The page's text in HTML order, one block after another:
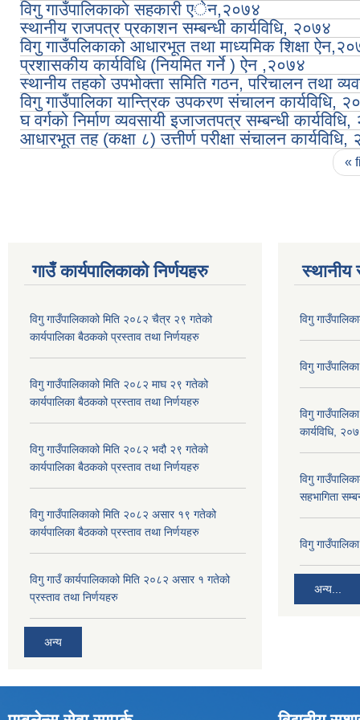
विगु गाउँपालिकाकाे सहकारी एेन,२०७४
स्थानीय राजपत्र प्रकाशन सम्बन्धी कार्यविधि, २०७४
विगु गाउँपलिकाको आधारभूत तथा माध्यमिक शिक्षा
प्रशासकीय कार्यविधि (नियमित गर्ने ) ऐन ,२०७४
स्थानीय तहको उपभोक्ता समिति गठन, परिचालन तथा
विगु गाउँपालिका यान्त्रिक उपकरण संचालन कार्यविधि,
घ वर्गको निर्माण व्यवसायी इजाजतपत्र सम्बन्धी
आधारभूत तह (कक्षा ८) उत्तीर्ण परीक्षा संचालन
«
गाउँ कार्यपालिकाकाे निर्णयहरु
विगु गाउँपालिकाको मिति २०८२ चैत्र २९ गतेको
कार्यपालिका बैठकको प्रस्ताव तथा निर्णयहरु
विगु गाउँपालिकाको मिति २०८२ माघ २९ गतेको
कार्यपालिका बैठकको प्रस्ताव तथा निर्णयहरु
विगु गाउँपालिकाको मिति २०८२ भदौ २९ गतेको
कार्यपालिका बैठकको प्रस्ताव तथा निर्णयहरु
विगु गाउँपालिकाको मिति २०८२ असार १९ गतेको
कार्यपालिका बैठकको प्रस्ताव तथा निर्णयहरु
विगु गाउँ कार्यपालिकाको मिति २०८२ असार १ गतेको
प्रस्ताव तथा निर्णयहरु
अन्य
स्थानीय
विगु
विगु
विगु
कार्यविधि,
विगु
सहभागिता
विगु
अन्य...